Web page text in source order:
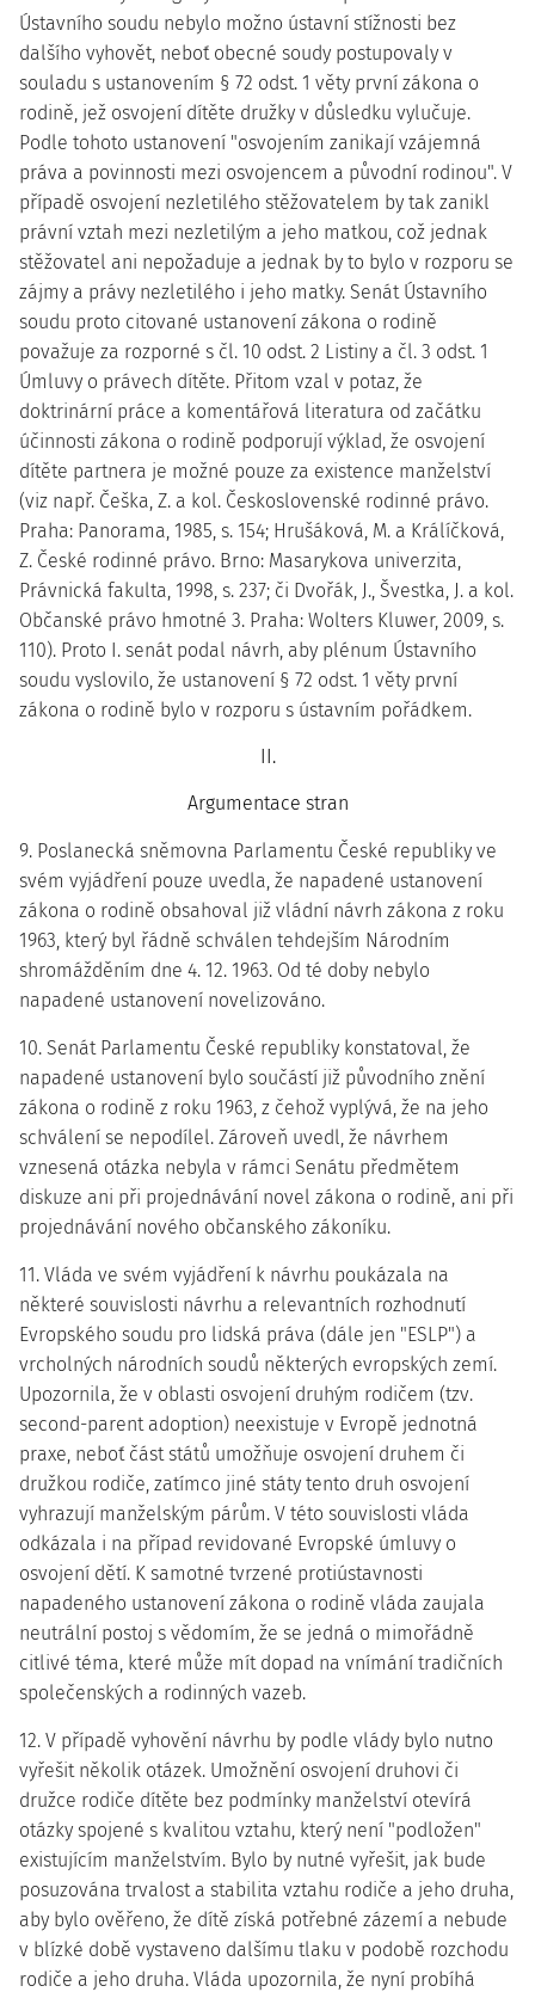
Ústavního soudu nebylo možno ústavní stížnosti bez
dalšího vyhovět, neboť obecné soudy postupovaly v
souladu s ustanovením § 72 odst. 1 věty první zákona o
rodině, jež osvojení dítěte družky v důsledku vylučuje.
Podle tohoto ustanovení "osvojením zanikají vzájemná
práva a povinnosti mezi osvojencem a původní rodinou". V
případě osvojení nezletilého stěžovatelem by tak zanikl
právní vztah mezi nezletilým a jeho matkou, což jednak
stěžovatel ani nepožaduje a jednak by to bylo v rozporu se
zájmy a právy nezletilého i jeho matky. Senát Ústavního
soudu proto citované ustanovení zákona o rodině
považuje za rozporné s čl. 10 odst. 2 Listiny a čl. 3 odst. 1
Úmluvy o právech dítěte. Přitom vzal v potaz, že
doktrinární práce a komentářová literatura od začátku
účinnosti zákona o rodině podporují výklad, že osvojení
dítěte partnera je možné pouze za existence manželství
(viz např. Češka, Z. a kol. Československé rodinné právo.
Praha: Panorama, 1985, s. 154; Hrušáková, M. a Králíčková,
Z. České rodinné právo. Brno: Masarykova univerzita,
Právnická fakulta, 1998, s. 237; či Dvořák, J., Švestka, J. a kol.
Občanské právo hmotné 3. Praha: Wolters Kluwer, 2009, s.
110). Proto I. senát podal návrh, aby plénum Ústavního
soudu vyslovilo, že ustanovení § 72 odst. 1 věty první
zákona o rodině bylo v rozporu s ústavním pořádkem.
II.
Argumentace stran
9. Poslanecká sněmovna Parlamentu České republiky ve
svém vyjádření pouze uvedla, že napadené ustanovení
zákona o rodině obsahoval již vládní návrh zákona z roku
1963, který byl řádně schválen tehdejším Národním
shromážděním dne 4. 12. 1963. Od té doby nebylo
napadené ustanovení novelizováno.
10. Senát Parlamentu České republiky konstatoval, že
napadené ustanovení bylo součástí již původního znění
zákona o rodině z roku 1963, z čehož vyplývá, že na jeho
schválení se nepodílel. Zároveň uvedl, že návrhem
vznesená otázka nebyla v rámci Senátu předmětem
diskuze ani při projednávání novel zákona o rodině, ani při
projednávání nového občanského zákoníku.
11. Vláda ve svém vyjádření k návrhu poukázala na
některé souvislosti návrhu a relevantních rozhodnutí
Evropského soudu pro lidská práva (dále jen "ESLP") a
vrcholných národních soudů některých evropských zemí.
Upozornila, že v oblasti osvojení druhým rodičem (tzv.
second-parent adoption) neexistuje v Evropě jednotná
praxe, neboť část států umožňuje osvojení druhem či
družkou rodiče, zatímco jiné státy tento druh osvojení
vyhrazují manželským párům. V této souvislosti vláda
odkázala i na případ revidované Evropské úmluvy o
osvojení dětí. K samotné tvrzené protiústavnosti
napadeného ustanovení zákona o rodině vláda zaujala
neutrální postoj s vědomím, že se jedná o mimořádně
citlivé téma, které může mít dopad na vnímání tradičních
společenských a rodinných vazeb.
12. V případě vyhovění návrhu by podle vlády bylo nutno
vyřešit několik otázek. Umožnění osvojení druhovi či
družce rodiče dítěte bez podmínky manželství otevírá
otázky spojené s kvalitou vztahu, který není "podložen"
existujícím manželstvím. Bylo by nutné vyřešit, jak bude
posuzována trvalost a stabilita vztahu rodiče a jeho druha,
aby bylo ověřeno, že dítě získá potřebné zázemí a nebude
v blízké době vystaveno dalšímu tlaku v podobě rozchodu
rodiče a jeho druha. Vláda upozornila, že nyní probíhá